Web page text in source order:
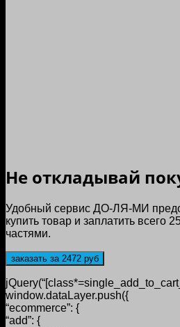
Не откладывай
Удобный сервис ДО-ЛЯ-МИ
купить товар и заплатить всего
частями.
заказать за 2472 руб
window.dataLayer.push({
“ecommerce”: {
“add”: {